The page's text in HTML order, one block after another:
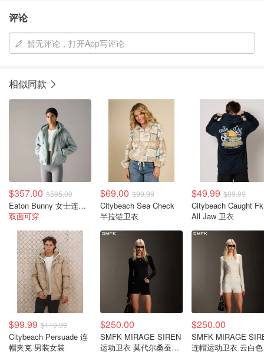
评论
暂无评论，打开App写评论
相似同款
$357.00 $595.00
Eaton Bunny 女士连帽卫衣
双面可穿
$69.00 $99.99
Citybeach Sea Check
半拉链卫衣
$49.99 $89.99
Citybeach Caught Fk
All Jaw 卫衣
$99.99 $119.99
Citybeach Persuade 连
帽夹克 男装女装
$250.00
SMFK MIRAGE SIREN
运动卫衣 莫代尔桑蚕丝
$250.00
SMFK MIRAGE
连帽运动卫衣 云白色